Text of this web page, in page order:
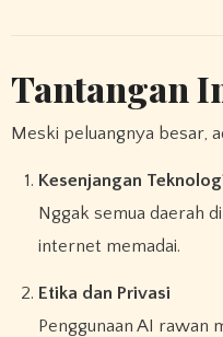
Tantangan
Meski peluangnya besar,
Kesenjangan
Nggak semua daerah
internet memadai.
Etika dan Privasi
Penggunaan AI rawan